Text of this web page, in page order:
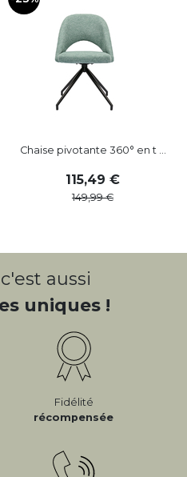
Chaise pivotante 360° en t ...
115,49
149,99
aussi
uniques !
Fidélité
récompensée